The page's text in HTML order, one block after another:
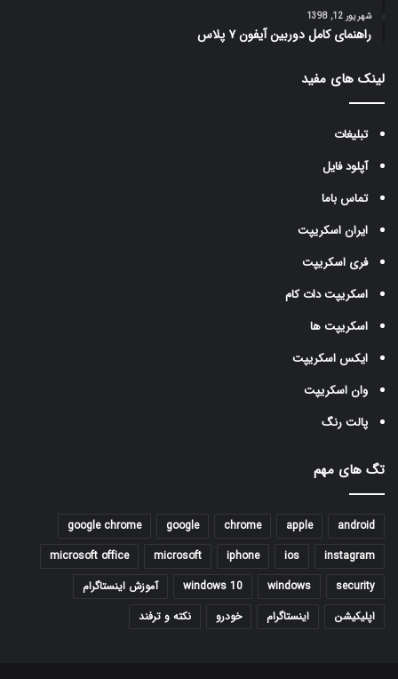
شهریور 12, 1398
راهنمای کامل دوربین آیفون ۷ پلاس
لینک های مفید
تبلیغات
آپلود فایل
تماس باما
ایران اسکریپت
فری اسکریپت
اسکریپت دات کام
اسکریپت ها
ایکس اسکریپت
وان اسکریپت
پالت رنگ
تگ های مهم
android
apple
chrome
google
google chrome
instagram
ios
iphone
microsoft
microsoft office
security
windows
windows 10
آموزش اینستاگرام
اپلیکیشن
اینستاگرام خودرو نکته و ترفند